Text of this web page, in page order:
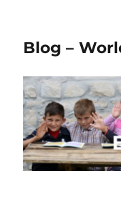
Blog –